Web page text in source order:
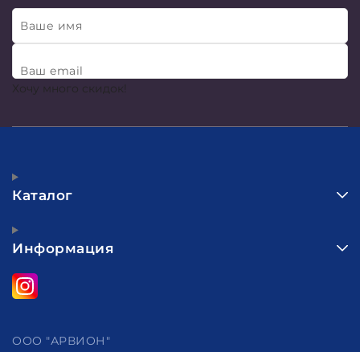
Ваше имя
Ваш email
Хочу много скидок!
Каталог
Информация
ООО "АРВИОН"